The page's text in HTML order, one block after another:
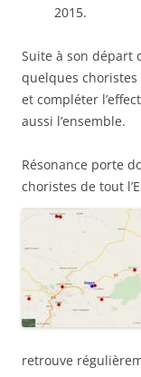
2015.
Suite à son départ
quelques
et compléter
aussi l’ensemble.
Résonance porte
choristes de tout
retrouve